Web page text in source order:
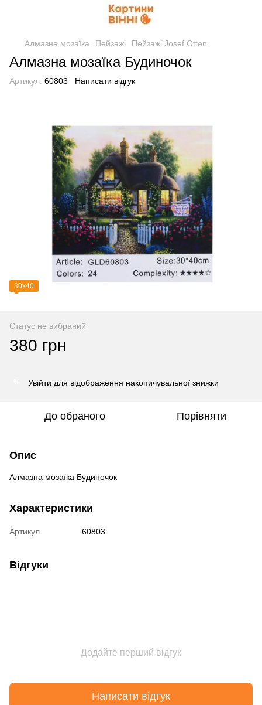
Алмазна мозаїка Пейзажі Пейзажі Josef Otten
Алмазна мозаїка Будиночок
Артикул: 60803 Написати відгук
30х40
Статус не вибраний
380 грн
Увійти для відображення накопичувальної знижки
До обраного Порівняти
Опис
Алмазна мозаїка Будиночок
Характеристики
Артикул 60803
Відгуки
Додайте перший відгук
Написати відгук